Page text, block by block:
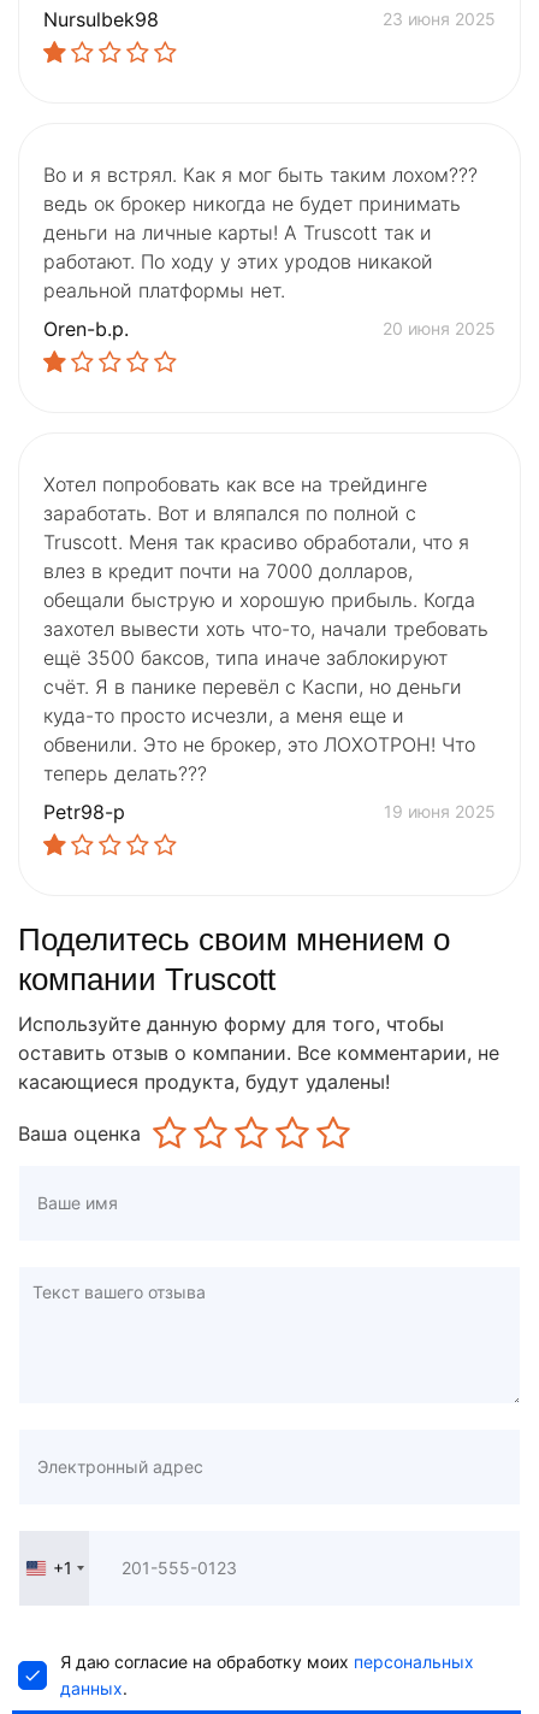
Nursulbek98
23 июня 2025
Во и я встрял. Как я мог быть таким лохом???
ведь ок брокер никогда не будет принимать
деньги на личные карты! А Truscott так и
работают. По ходу у этих уродов никакой
реальной платформы нет.
Oren-b.p.
20 июня 2025
Хотел попробовать как все на трейдинге
заработать. Вот и вляпался по полной с
Truscott. Меня так красиво обработали, что я
влез в кредит почти на 7000 долларов,
обещали быструю и хорошую прибыль. Когда
захотел вывести хоть что-то, начали требовать
ещё 3500 баксов, типа иначе заблокируют
счёт. Я в панике перевёл с Каспи, но деньги
куда-то просто исчезли, а меня еще и
обвенили. Это не брокер, это ЛОХОТРОН! Что
теперь делать???
Petr98-p
19 июня 2025
Поделитесь своим мнением о
компании Truscott
Используйте данную форму для того, чтобы
оставить отзыв о компании. Все комментарии, не
касающиеся продукта, будут удалены!
Ваша оценка
United
+1
Я даю согласие на обработку моих персональных
данных.